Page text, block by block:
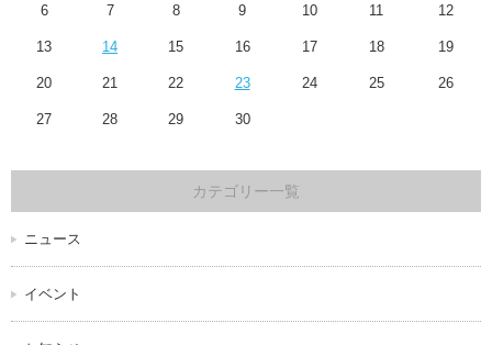
6 7 8 9 10 11 12
13 14 15 16 17 18 19
20 21 22 23 24 25 26
27 28 29 30
カテゴリー一覧
ニュース
イベント